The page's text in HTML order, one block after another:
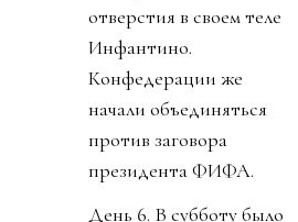
отверстия в своем теле
Инфантино.
Конфедерации же
начали объединяться
против заговора
президента ФИФА.
День 6. В субботу было